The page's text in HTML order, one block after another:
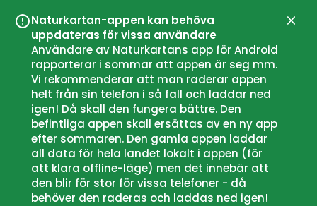
Naturkartan-appen kan behöva
uppdateras för vissa användare
Användare av Naturkartans app för Android
rapporterar i sommar att appen är seg mm.
Vi rekommenderar att man raderar appen
helt från sin telefon i så fall och laddar ned
igen! Då skall den fungera bättre. Den
befintliga appen skall ersättas av en ny app
efter sommaren. Den gamla appen laddar
all data för hela landet lokalt i appen (för
att klara offline-läge) men det innebär att
den blir för stor för vissa telefoner - då
behöver den raderas och laddas ned igen!